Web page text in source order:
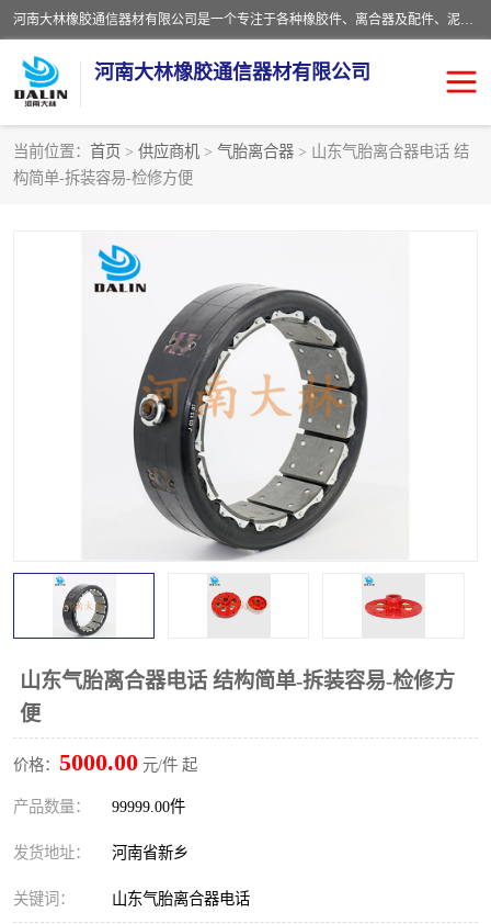
河南大林橡胶通信器材有限公司是一个专注于各种橡胶件、离合器及配件、泥浆泵及配件等产品设计制造和加工的企业。产品应用于矿山、冶金、石油、钢铁、化工、水泥、船舶、造纸、通用机械等各种大功率机械传动或制动装置。
河南大林橡胶通信器材有限公司
当前位置： 首页 > 供应商机 > 气胎离合器 > 山东气胎离合器电话 结
构简单-拆装容易-检修方便
山东气胎离合器电话 结构简单-拆装容易-检修方
便
价格： 5000.00 元/件 起
产品数量： 99999.00件
发货地址： 河南省新乡
关键词： 山东气胎离合器电话
推盘离合器
VC离合器
PO隔膜离合器 气胎离合器
泥浆泵空气包胶囊 气动元件
DY隔膜式离合器 CB离合器
实芯轮胎
联轴器
液力端配件